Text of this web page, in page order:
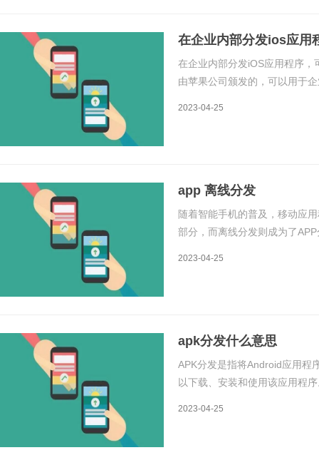
在企业内部分发ios应用
在企业内部分发iOS应用程序
由苹果公司颁发的，可以用于
2023-04-25
app 离线分发
随着智能手机的普及，移动应
部分，而离线分发则成为了
2023-04-25
apk分发什么意思
APK分发是指将Android应用程
以下载、安装和使用该应用程
2023-04-25